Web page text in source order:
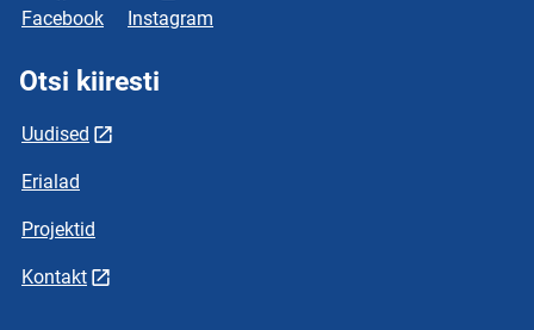
Facebook Instagram
Otsi kiiresti
Uudised
Erialad
Projektid
Kontakt